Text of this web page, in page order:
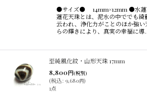
●サイズ● 14mm×12mm ●水蓮
蓮花天珠とは、泥水の中ででも綺
云われ、浄化力がことのほか強い
らの輝きにより、真実の幸福に
至純風化紋・山形天珠 17mm
8,800円(税別)
(税込: 9,680円)
1点